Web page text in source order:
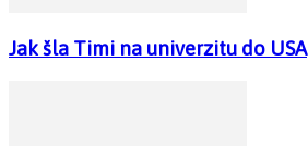
Jak šla Timi na univerzitu do USA